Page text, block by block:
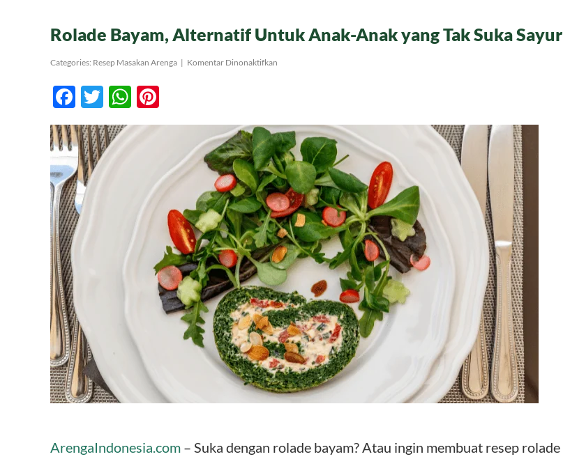
Rolade Bayam, Alternatif Untuk Anak-Anak yang Tak Suka Sayur
Categories: Resep Masakan Arenga | Komentar Dinonaktifkan
Anak
yang
Tak
Suka
Sayur
Facebook
TwitterWhatsApp
ArengaIndonesia.com – Suka dengan rolade bayam? Atau ingin membuat resep rolade